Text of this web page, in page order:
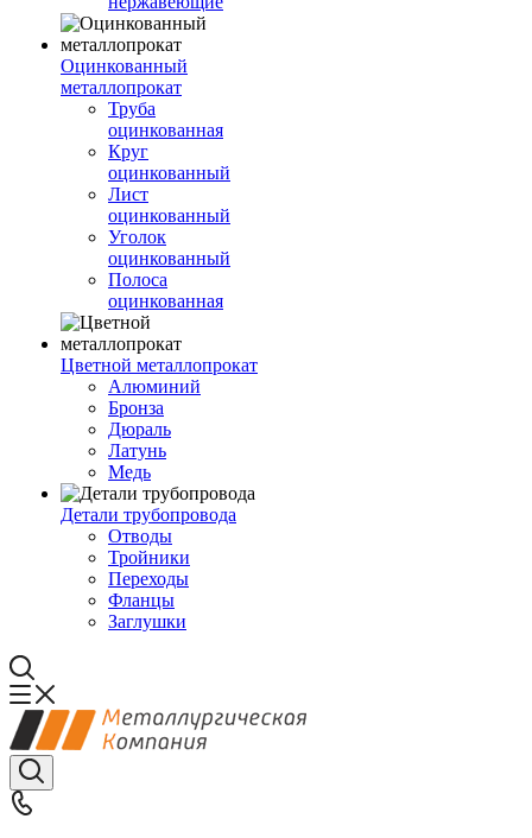
Оцинкованный
металлопрокат
Труба
оцинкованная
Круг
оцинкованный
Лист
оцинкованный
Уголок
оцинкованный
Полоса
оцинкованная
Цветной металлопрокат
Алюминий
Бронза
Дюраль
Латунь
Медь
Детали трубопровода
Отводы
Тройники
Переходы
Фланцы
Заглушки